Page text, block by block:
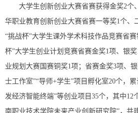
大学生创新创业大赛省赛获得金奖2个
华职业教育创新创业大赛省赛一等奖1个、
“挑战杯”大学生课外学术科技作品竞赛省
杯”大学生创业计划竞赛省赛金奖1项、银
业规划大赛国赛铜奖1项；省赛金奖3项、
士工作室”“导师+学生”项目孵化室20个，
发经济智能终端”等创业项目35个，其中12
南职业技术学院未来产业创新研究院”，共